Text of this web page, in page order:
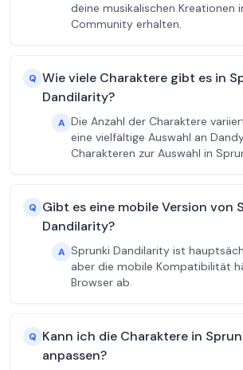
deine musikalischen Kreationen
Community erhalten.
Q Wie viele Charaktere gibt es in
Dandilarity?
A Die Anzahl der Charaktere
eine vielfältige Auswahl an
Charakteren zur Auswahl in
Q Gibt es eine mobile Version von
Dandilarity?
A Sprunki Dandilarity ist
aber die mobile Kompatibilität
Browser ab.
Q Kann ich die Charaktere in
anpassen?